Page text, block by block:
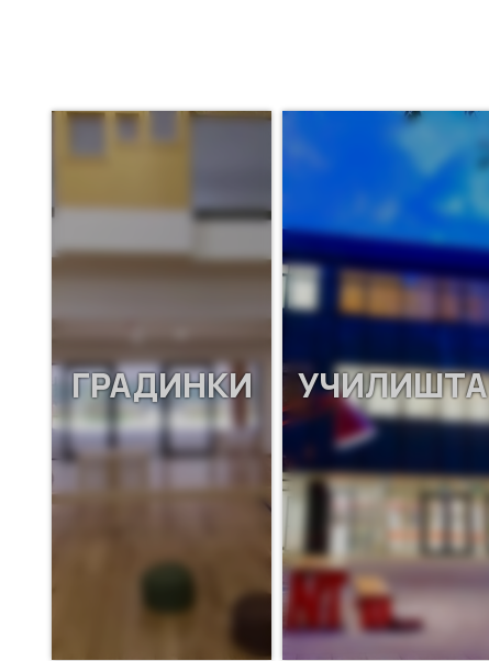
понудувач.
ГРАДИНКИ УЧИЛИШТА